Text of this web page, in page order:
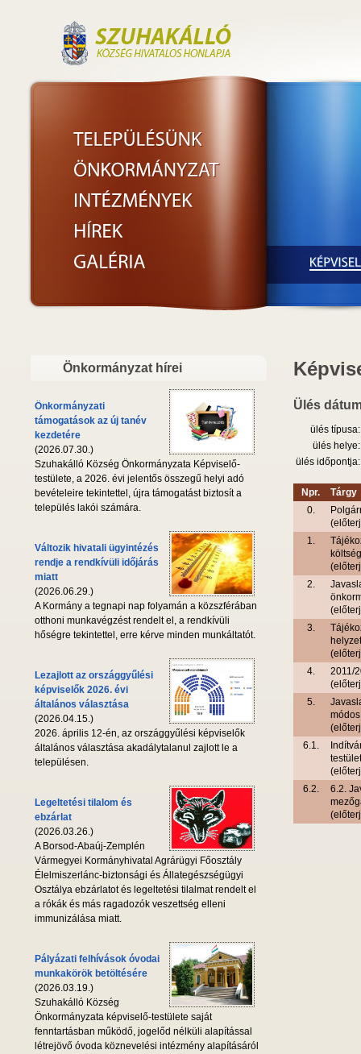
Önkormányzat hírei
Önkormányzati
támogatások az új tanév
kezdetére
(2026.07.30.)
Szuhakálló Község Önkormányzata Képviselő-
testülete, a 2026. évi jelentős összegű helyi adó
bevételeire tekintettel, újra támogatást biztosít a
település lakói számára.
Változik hivatali ügyintézés
rendje a rendkívüli időjárás
miatt
(2026.06.29.)
A Kormány a tegnapi nap folyamán a közszférában
otthoni munkavégzést rendelt el, a rendkívüli
hőségre tekintettel, erre kérve minden munkáltatót.
Lezajlott az országgyűlési
képviselők 2026. évi
általános választása
(2026.04.15.)
2026. április 12-én, az országgyűlési képviselők
általános választása akadálytalanul zajlott le a
településen.
Legeltetési tilalom és
ebzárlat
(2026.03.26.)
A Borsod-Abaúj-Zemplén
Vármegyei Kormányhivatal Agrárügyi Főosztály
Élelmiszerlánc-biztonsági és Állategészségügyi
Osztálya ebzárlatot és legeltetési tilalmat rendelt el
a rókák és más ragadozók veszettség elleni
immunizálása miatt.
Pályázati felhívások óvodai
munkakörök betöltésére
(2026.03.19.)
Szuhakálló Község
Önkormányzata képviselő-testülete saját
fenntartásban működő, jogelőd nélküli alapítással
létrejövő óvoda köznevelési intézmény alapításáról
Ülés
ülés típusa:
ülés helye:
ülés időpontja:
Npr.
Tárgy
0.
1.
2.
3.
4.
2011/
5.
6.1.
6.2.
6.2.